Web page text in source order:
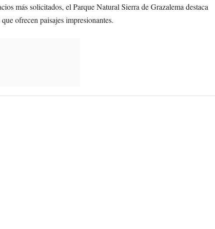
más solicitados, el Parque Natural Sierra de Grazalema destaca
ofrecen paisajes impresionantes.